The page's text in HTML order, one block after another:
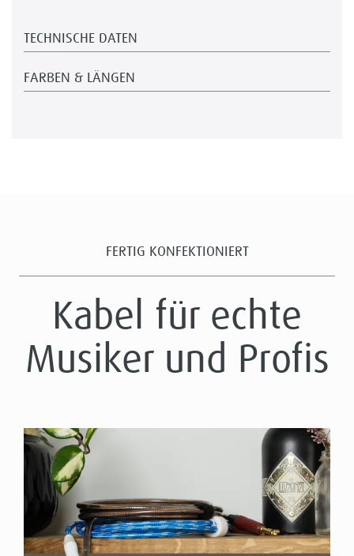
TECHNISCHE DATEN
FARBEN & LÄNGEN
FERTIG KONFEKTIONIERT
Kabel für echte
Musiker und Profis